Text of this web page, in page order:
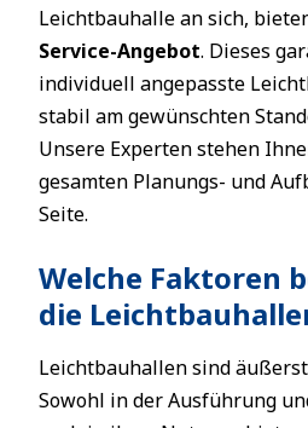
Leichtbauhalle an sich,
Service-Angebot. Dieses
individuell angepasste
stabil am gewünschten
Unsere Experten stehen
gesamten Planungs- und
Seite.
Welche Faktoren
die
Leichtbauhallen sind
Sowohl in der Ausführung